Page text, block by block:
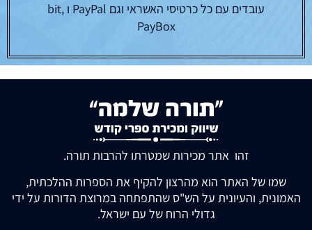
עובדים עם כל כרטיסי האשראי וגם PayPal ו bit,
PayBox
זהו אתר מכירות שמטרתו להרבות תורה.
שמו של האתר הוא מהרצון להקיף את הספרות ההלכתית,
האמונית, והעיונית על הש"ס שהתפתחה במרוצת הדורות על ידי
גדולי הרוח של עם ישראל.